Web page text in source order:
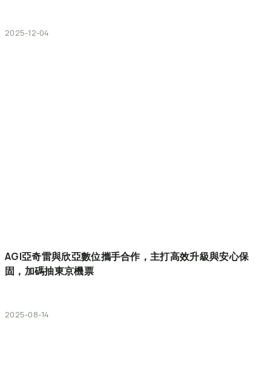
2025-12-04
AGI亞奇雷與欣亞數位攜手合作，主打高效升級與安心保
固，加碼抽東京機票
2025-08-14